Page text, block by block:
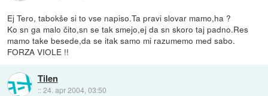
Ej Tero, tabokše si to vse napiso.Ta pravi slovar mamo,ha ?
Ko sn ga malo čito,sn se tak smejo,ej da sn skoro taj padno.Res
mamo take besede,da se itak samo mi razumemo med sabo.
FORZA VIOLE !!
Tilen
::24. apr 2004, 03:50